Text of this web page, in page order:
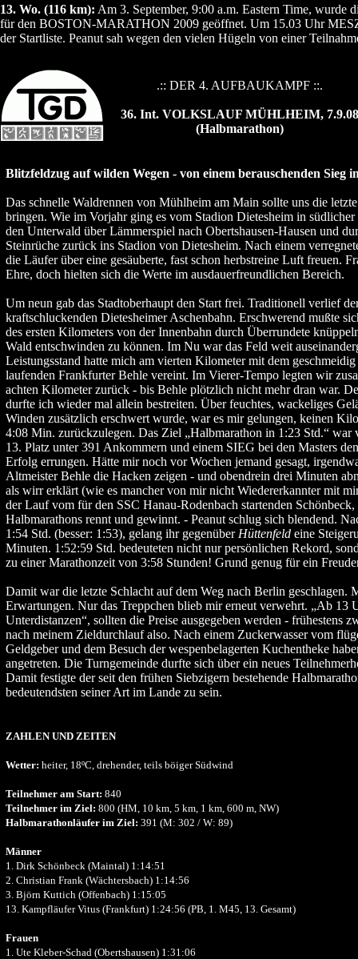
13. Wo. (116 km): Am 3. September, 9:00 a.m. Eastern Time, wurde
für den BOSTON-MARATHON 2009 geöffnet. Um 15.03 Uhr
der Startliste. Peanut sah wegen den vielen Hügeln von einer
.:: DER 4. AUFBAUKAMPF ::.
36. Int. VOLKSLAUF MÜHLHEIM, 7.9.08
(Halbmarathon)
Blitzfeldzug auf wilden Wegen - von einem berauschenden Sieg
Das schnelle Waldrennen von Mühlheim am Main sollte uns die
bringen. Wie im Vorjahr ging es vom Stadion Dietesheim in
den Unterwald über Lämmerspiel nach Obertshausen-Hausen und
Steinrüche zurück ins Stadion von Dietesheim. Nach einem
die Läufer über eine gesäuberte, fast schon herbstreine Luft freuen.
Ehre, doch hielten sich die Werte im ausdauerfreundlichen Bereich.
Um neun gab das Stadtoberhaupt den Start frei. Traditionell verlief
kraftschluckenden Dietesheimer Aschenbahn. Erschwerend mußte
des ersten Kilometers von der Innenbahn durch Überrundete
Wald entschwinden zu können. Im Nu war das Feld weit
Leistungsstand hatte mich am vierten Kilometer mit dem
laufenden Frankfurter Behle vereint. Im Vierer-Tempo legten wir
achten Kilometer zurück - bis Behle plötzlich nicht mehr dran war.
durfte ich wieder mal allein bestreiten. Über feuchtes, wackeliges
Winden zusätzlich erschwert wurde, war es mir gelungen, keinen
4:08 Min. zurückzulegen. Das Ziel „Halbmarathon in 1:23 Std.“ war
13. Platz unter 391 Ankommern und einem SIEG bei den Masters
Erfolg errungen. Hätte mir noch vor Wochen jemand gesagt,
Altmeister Behle die Hacken zeigen - und obendrein drei Minuten
als wirr erklärt (wie es mancher von mir nicht Wiedererkannter mit
der Lauf vom für den SSC Hanau-Rodenbach startenden
Halbmarathons rennt und gewinnt. - Peanut schlug sich blendend.
1:54 Std. (besser: 1:53), gelang ihr gegenüber Hüttenfeld eine
Minuten. 1:52:59 Std. bedeuteten nicht nur persönlichen Rekord,
zu einer Marathonzeit von 3:58 Stunden! Grund genug für ein
Damit war die letzte Schlacht auf dem Weg nach Berlin geschlagen.
Erwartungen. Nur das Treppchen blieb mir erneut verwehrt. „Ab 13
Unterdistanzen“, sollten die Preise ausgegeben werden - frühestens
nach meinem Zieldurchlauf also. Nach einem Zuckerwasser vom
Geldgeber und dem Besuch der wespenbelagerten Kuchentheke
angetreten. Die Turngemeinde durfte sich über ein neues
Damit festigte der seit den frühen Siebzigern bestehende
bedeutendsten seiner Art im Lande zu sein.
ZAHLEN UND ZEITEN
Wetter: heiter, 18ºC, drehender, teils böiger Südwind
Teilnehmer am Start: 840
Teilnehmer im Ziel: 800 (HM, 10 km, 5 km, 1 km, 600 m, NW)
Halbmarathonläufer im Ziel: 391 (M: 302 / W: 89)
Männer
1. Dirk Schönbeck (Maintal) 1:14:51
2. Christian Frank (Wächtersbach) 1:14:56
3. Björn Kuttich (Offenbach) 1:15:05
13. Kampfläufer Vitus (Frankfurt) 1:24:56 (PB, 1. M45, 13. Gesamt)
Frauen
1. Ute Kleber-Schad (Obertshausen) 1:31:06